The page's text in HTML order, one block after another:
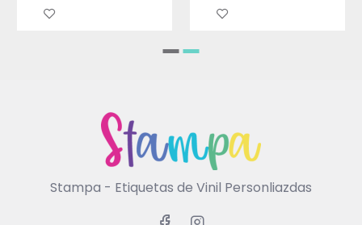
Stampa - Etiquetas de Vinil Personliazdas